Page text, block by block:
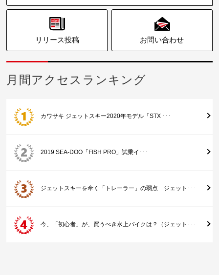
リリース投稿 お問い合わせ
月間アクセスランキング
カワサキ ジェットスキー2020年モデル「STX ･･･
2019 SEA-DOO「FISH PRO」試乗イ･･･
ジェットスキーを牽く「トレーラー」の弱点 ジェット･･･
今、「初心者」が、買うべき水上バイクは？（ジェット･･･